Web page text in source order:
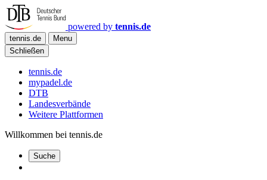
powered by tennis.de
tennis.de
Menu
Schließen
tennis.de
mypadel.de
DTB
Landesverbände
Weitere Plattformen
Willkommen bei tennis.de
Suche